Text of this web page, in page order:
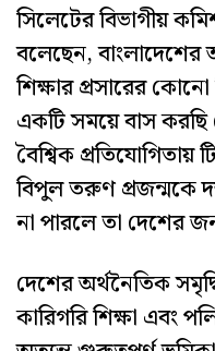
সিলেটের বিভাগীয়
বলেছেন, বাংলাদেশের
শিক্ষার প্রসারের
একটি সময়ে বাস করছি
বৈশ্বিক
বিপুল তরুণ প্রজন্মকে
না পারলে তা দেশের
দেশের অর্থনৈতিক
কারিগরি শিক্ষা এবং